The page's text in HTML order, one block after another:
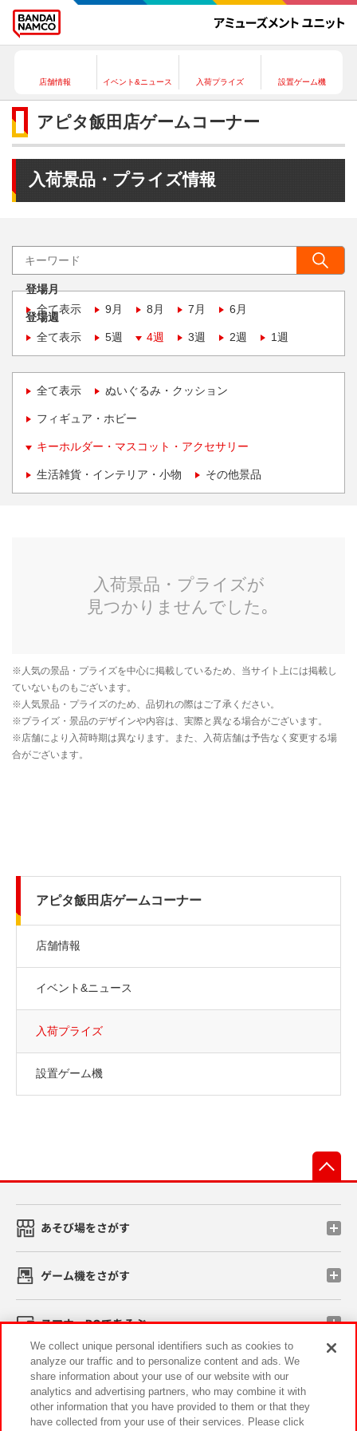
店舗情報 イベント&ニュース 入荷プライズ 設置ゲーム機
アピタ飯田店ゲームコーナー
入荷景品・プライズ情報
登場月
全て表示
9月 8月 7月 6月
登場週
全て表示
5週 4週 3週 2週 1週
全て表示 ぬいぐるみ・クッション
フィギュア・ホビー
キーホルダー・マスコット・アクセサリー
生活雑貨・インテリア・小物 その他景品
アピタ飯田店ゲームコーナー
店舗情報
イベント&ニュース
入荷プライズ
設置ゲーム機
あそび場をさがす
ゲーム機をさがす
スマホ・PCであそぶ
イベント・キャンペーン
We collect unique personal identifiers such as cookies to
analyze our traffic and to personalize content and ads. We
share information about your use of our website with our
analytics and advertising partners, who may combine it with
other information that you have provided to them or that they
have collected from your use of their services. Please click